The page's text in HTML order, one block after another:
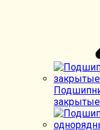
закрытые